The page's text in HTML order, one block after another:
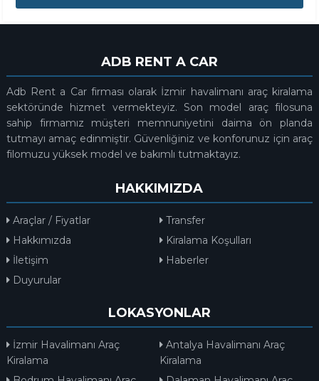
ADB RENT A CAR
Adb Rent a Car firması olarak İzmir havalimanı araç kiralama
sektöründe hizmet vermekteyiz. Son model araç filosuna
sahip firmamız müşteri memnuniyetini daima ön planda
tutmayı amaç edinmiştir. Güvenliğiniz ve konforunuz için araç
filomuzu yüksek model ve bakımlı tutmaktayız.
HAKKIMIZDA
Araçlar / Fiyatlar
Transfer
Hakkımızda
Kiralama Koşulları
İletişim
Haberler
Duyurular
LOKASYONLAR
İzmir Havalimanı Araç
Kiralama
Antalya Havalimanı Araç
Kiralama